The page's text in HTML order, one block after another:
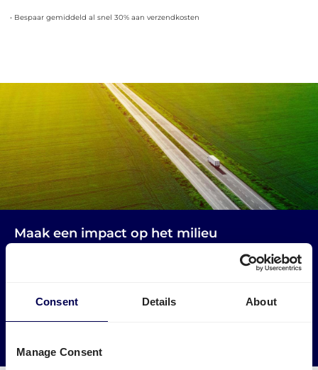
Consent Details About
Manage Consent
• Bespaar gemiddeld al snel 30% aan verzendkosten
Maak een impact op het milieu
Gebruik vrachtwagens die anders leeg zouden rijden. Zo
verminder je lege kilometers in Slowakije en Nederland.